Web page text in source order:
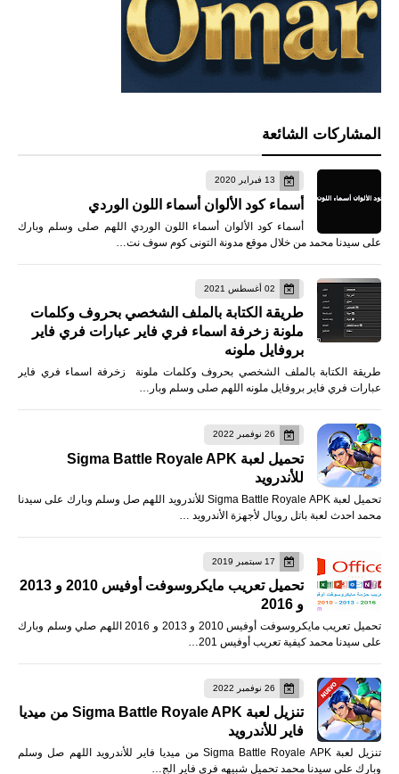
المشاركات الشائعة
13 فبراير 2020
أسماء كود الألوان أسماء اللون الوردي
أسماء كود الألوان أسماء اللون الوردي اللهم صلى وسلم وبارك
على سيدنا محمد من خلال موقع مدونة التونى كوم سوف نت…
02 أغسطس 2021
طريقة الكتابة بالملف الشخصي بحروف وكلمات
ملونة زخرفة اسماء فري فاير عبارات فري فاير
بروفايل ملونه
طريقة الكتابة بالملف الشخصي بحروف وكلمات ملونة زخرفة اسماء فري فاير
عبارات فري فاير بروفايل ملونه اللهم صلى وسلم وبار…
26 نوفمبر 2022
تحميل لعبة Sigma Battle Royale APK
للأندرويد
تحميل لعبة Sigma Battle Royale APK للأندرويد اللهم صل وسلم وبارك على سيدنا
محمد احدث لعبة باتل رويال لأجهزة الأندرويد …
17 سبتمبر 2019
تحميل تعريب مايكروسوفت أوفيس 2010 و 2013
و 2016
تحميل تعريب مايكروسوفت أوفيس 2010 و 2013 و 2016 اللهم صلي وسلم وبارك
على سيدنا محمد كيفية تعريب أوفيس 201…
26 نوفمبر 2022
تنزيل لعبة Sigma Battle Royale APK من ميديا
فاير للأندرويد
تنزيل لعبة Sigma Battle Royale APK من ميديا فاير للأندرويد اللهم صل وسلم
وبارك على سيدنا محمد تحميل شبيهه فري فاير الج…